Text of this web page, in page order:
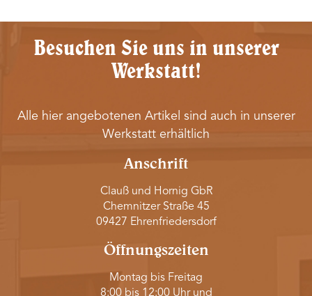
Besuchen Sie uns in unserer
Werkstatt!
Alle hier angebotenen Artikel sind auch in unserer
Werkstatt erhältlich
Anschrift
Clauß und Hornig GbR
Chemnitzer Straße 45
09427 Ehrenfriedersdorf
Öffnungszeiten
Montag bis Freitag
8:00 bis 12:00 Uhr und